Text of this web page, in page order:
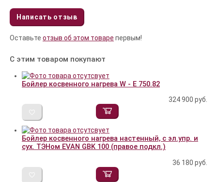
Написать отзыв
Оставьте отзыв об этом товаре первым!
С этим товаром покупают
Бойлер косвенного нагрева W - E 750.82
324 900 руб.
Бойлер косвенного нагрева настенный, с эл.упр. и
сух. ТЭНом EVAN GBK 100 (правое подкл.)
36 180 руб.